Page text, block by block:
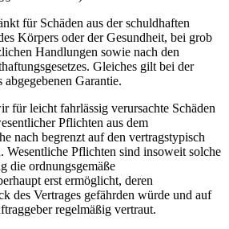
für Schäden aus der schuldhaften
Körpers oder der Gesundheit, bei grob
Handlungen sowie nach den
Gleiches gilt bei der
Garantie.
für leicht fahrlässig verursachte Schäden
Pflichten aus dem
nach begrenzt auf den vertragstypisch
Wesentliche Pflichten sind insoweit solche
die ordnungsgemäße
erst ermöglicht, deren
des Vertrages gefährden würde und auf
regelmäßig vertraut.